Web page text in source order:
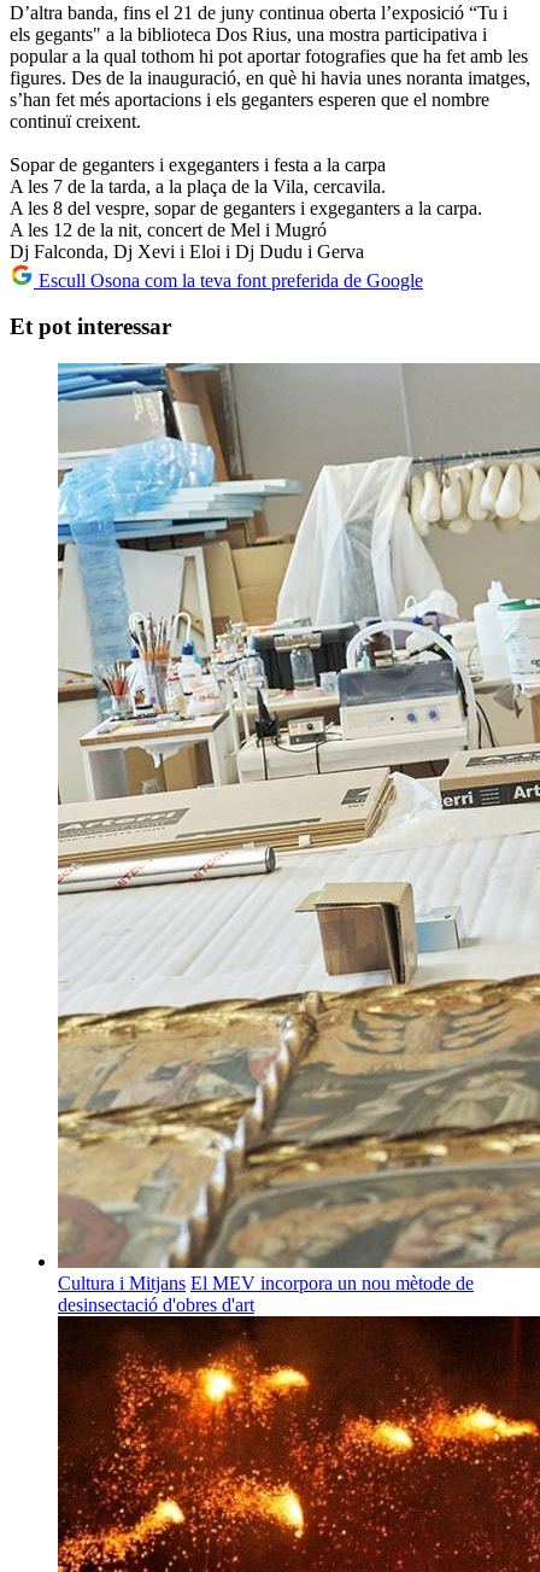
D’altra banda, fins el 21 de juny continua oberta l’exposició “Tu i
els gegants" a la biblioteca Dos Rius, una mostra participativa i
popular a la qual tothom hi pot aportar fotografies que ha fet amb les
figures. Des de la inauguració, en què hi havia unes noranta imatges,
s’han fet més aportacions i els geganters esperen que el nombre
continuï creixent.
Sopar de geganters i exgeganters i festa a la carpa
A les 7 de la tarda, a la plaça de la Vila, cercavila.
A les 8 del vespre, sopar de geganters i exgeganters a la carpa.
A les 12 de la nit, concert de Mel i Mugró
Dj Falconda, Dj Xevi i Eloi i Dj Dudu i Gerva
Escull Osona com la teva font preferida de Google
Et pot interessar
Cultura i Mitjans El MEV incorpora un nou mètode de
desinsectació d'obres d'art